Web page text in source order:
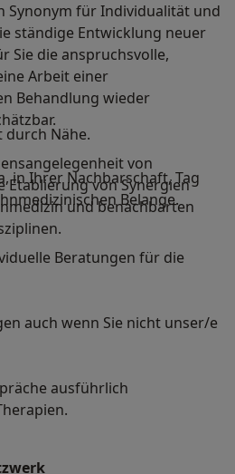
Synonym für Individualität und
ständige Entwicklung neuer
Sie die anspruchsvolle,
Arbeit einer
Behandlung wieder
von
Etablierung von Synergien
und benachbarten
durch Nähe.
in Ihrer Nachbarschaft, Tag
Belange.
Beratungen für die
auch wenn Sie nicht unser/e
ausführlich